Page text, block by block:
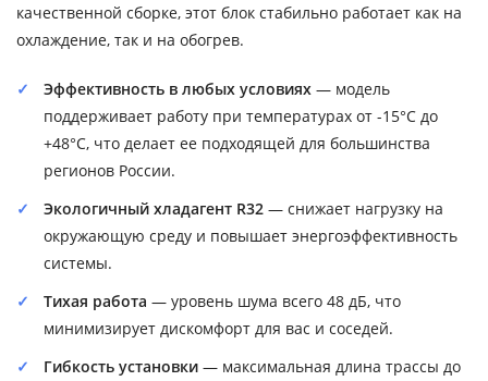
качественной сборке, этот блок стабильно работает как на
охлаждение, так и на обогрев.
Эффективность в любых условиях — модель
поддерживает работу при температурах от -15°C до
+48°C, что делает ее подходящей для большинства
регионов России.
Экологичный хладагент R32 — снижает нагрузку на
окружающую среду и повышает энергоэффективность
системы.
Тихая работа — уровень шума всего 48 дБ, что
минимизирует дискомфорт для вас и соседей.
Гибкость установки — максимальная длина трассы до